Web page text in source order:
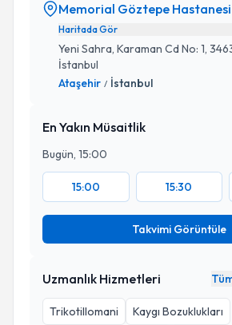
Memorial Göztepe Hastanesi
Haritada Gör
Yeni Sahra, Karaman Cd No: 1,
İstanbul
Ataşehir / İstanbul
En Yakın Müsaitlik
Bugün, 15:00
15:00 15:30
Takvimi Görüntüle
Uzmanlık Hizmetleri
Trikotillomani
Kaygı Bozuklukları